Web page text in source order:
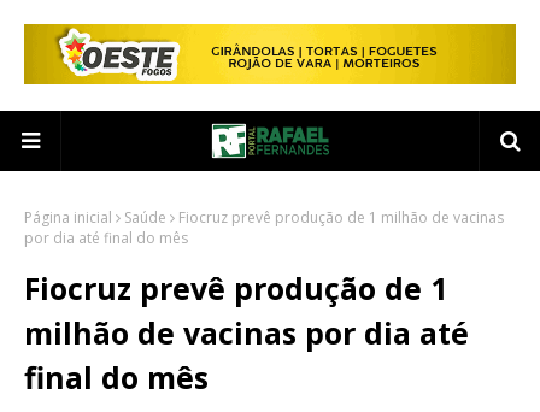
Página inicial Saúde
Fiocruz prevê produção de 1 milhão de vacinas
por dia até final do mês
Fiocruz prevê produção de 1
milhão de vacinas por dia até
final do mês